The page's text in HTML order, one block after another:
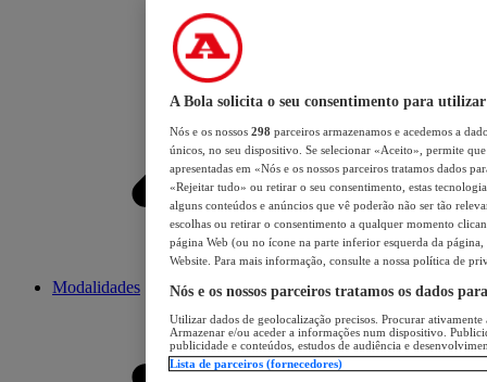
Modalidades
A Bola solicita o seu consentimento para utilizar
Nós e os nossos 298 parceiros armazenamos e acedemos a
únicos, no seu dispositivo. Se selecionar «Aceito», permite
apresentadas em «Nós e os nossos parceiros tratamos dados
«Rejeitar tudo» ou retirar o seu consentimento, estas
alguns conteúdos e anúncios que vê poderão não ser tão
escolhas ou retirar o consentimento a qualquer momento
página Web (ou no ícone na parte inferior esquerda da página,
Website. Para mais informação, consulte a nossa política de
Nós e os nossos parceiros tratamos os dados
Utilizar dados de geolocalização precisos. Procurar
Armazenar e/ou aceder a informações num dispositivo.
publicidade e conteúdos, estudos de audiência e
Lista de parceiros (fornecedores)